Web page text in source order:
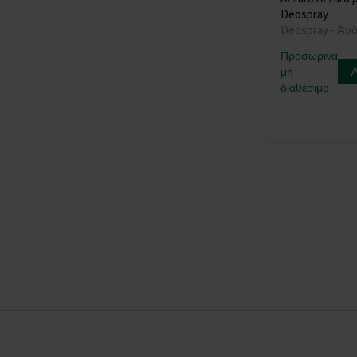
Deospray
Deospray -
Προσωρινά
μη
διαθέσιμο